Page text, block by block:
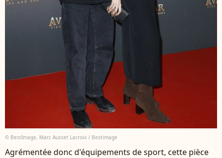
© BestImage, Marc Ausset Lacroix / Bestimage
Agrémentée donc d'équipements de sport, cette pièce